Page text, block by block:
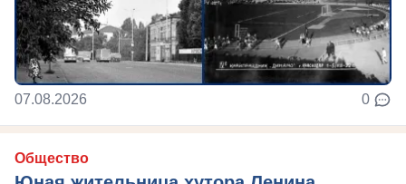
07.08.2026 0
Общество